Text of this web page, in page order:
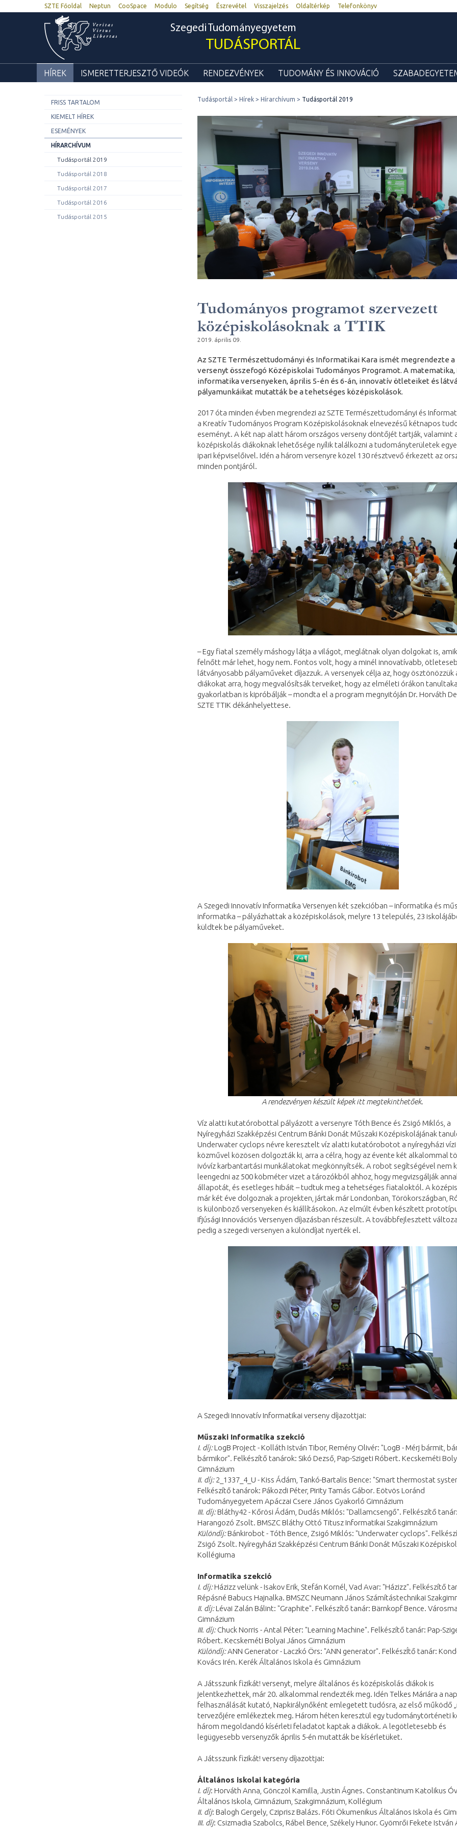
SZTE Főoldal Neptun CooSpace Modulo Segítség Észrevétel Visszajelzés Oldaltérkép Telefonkönyv
Szegedi Tudományegyetem
TUDÁSPORTÁL
HÍREK ISMERETTERJESZTŐ VIDEÓK RENDEZVÉNYEK TUDOMÁNY ÉS INNOVÁCIÓ
FRISS TARTALOM
KIEMELT HÍREK
ESEMÉNYEK
HÍRARCHÍVUM
Tudásportál 2019
Tudásportál 2018
Tudásportál 2017
Tudásportál 2016
Tudásportál 2015
Tudásportál Hírek Hírarchívum Tudásportál 2019
Tudományos programot szervezett
középiskolásoknak a TTIK
2019. április 09.
Az SZTE Természettudományi és Informatikai Kara ismét megrendezte
versenyt összefogó Középiskolai Tudományos Programot. A matematika,
informatika versenyeken, április 5-én és 6-án, innovatív ötleteiket és
pályamunkáikat mutatták be a tehetséges középiskolások.
2017 óta minden évben megrendezi az SZTE Természettudományi és
a Kreatív Tudományos Program Középiskolásoknak elnevezésű kétnapos
eseményt. A két nap alatt három országos verseny döntőjét tartják, valamint
középiskolás diákoknak lehetősége nyílik találkozni a tudományterületek
ipari képviselőivel. Idén a három versenyre közel 130 résztvevő érkezett az
minden pontjáról.
– Egy fiatal személy máshogy látja a világot, meglátnak olyan dolgokat is,
felnőtt már lehet, hogy nem. Fontos volt, hogy a minél innovatívabb,
látványosabb pályaműveket díjazzuk. A versenyek célja az, hogy ösztönözzük
diákokat arra, hogy megvalósítsák terveiket, hogy az elméleti órákon
gyakorlatban is kipróbálják – mondta el a program megnyitóján Dr. Horváth
SZTE TTIK dékánhelyettese.
A Szegedi Innovatív Informatika Versenyen két szekcióban – informatika és
informatika – pályázhattak a középiskolások, melyre 13 település, 23
küldtek be pályaműveket.
A rendezvényen készült képek itt megtekinthetőek.
Víz alatti kutatórobottal pályázott a versenyre Tóth Bence és Zsigó Miklós, a
Nyíregyházi Szakképzési Centrum Bánki Donát Műszaki Középiskolájának
Underwater cyclops névre keresztelt víz alatti kutatórobotot a nyíregyházi vízi
közművel közösen dolgozták ki, arra a célra, hogy az évente két alkalommal
ivóvíz karbantartási munkálatokat megkönnyítsék. A robot segítségével nem
leengedni az 500 köbméter vizet a tározókból ahhoz, hogy megvizsgálják
állapotát, és esetleges hibáit – tudtuk meg a tehetséges fiataloktól. A
már két éve dolgoznak a projekten, jártak már Londonban, Törökországban,
is különböző versenyeken és kiállításokon. Az elmúlt évben készített
Ifjúsági Innovációs Versenyen díjazásban részesült. A továbbfejlesztett
pedig a szegedi versenyen a különdíjat nyerték el.
A Szegedi Innovatív Informatikai verseny díjazottjai:
Műszaki Informatika szekció
I. díj:LogB Project - Kolláth István Tibor, Remény Olivér: "LogB - Mérj bármit,
bármikor". Felkészítő tanárok: Sikó Dezső, Pap-Szigeti Róbert. Kecskeméti
Gimnázium
II. díj:2_1337_4_U - Kiss Ádám, Tankó-Bartalis Bence: "Smart thermostat
Felkészítő tanárok: Pákozdi Péter, Pirity Tamás Gábor. Eötvös Loránd
Tudományegyetem Apáczai Csere János Gyakorló Gimnázium
III. díj:Bláthy42 - Kőrösi Ádám, Dudás Miklós: "Dallamcsengő". Felkészítő tanár:
Harangozó Zsolt. BMSZC Bláthy Ottó Titusz Informatikai Szakgimnázium
Különdíj:Bánkirobot - Tóth Bence, Zsigó Miklós: "Underwater cyclops".
Zsigó Zsolt. Nyíregyházi Szakképzési Centrum Bánki Donát Műszaki
Kollégiuma
Informatika szekció
I. díj:Házizz velünk - Isakov Erik, Stefán Kornél, Vad Avar: "Házizz". Felkészítő
Répásné Babucs Hajnalka. BMSZC Neumann János Számítástechnikai
II. díj:Lévai Zalán Bálint: "Graphite". Felkészítő tanár: Bärnkopf Bence.
Gimnázium
III. díj:Chuck Norris - Antal Péter: "Learning Machine". Felkészítő tanár: Pap-
Róbert. Kecskeméti Bolyai János Gimnázium
Különdíj:ANN Generator - Laczkó Örs: "ANN generator". FelkészÍtő tanár:
Kovács Irén. Kerék Általános Iskola és Gimnázium
A Játsszunk fizikát! versenyt, melyre általános és középiskolás diákok is
jelentkezhettek, már 20. alkalommal rendezték meg. Idén Telkes Máriára a
felhasználását kutató, Napkirálynőként emlegetett tudósra, az első működő
tervezőjére emlékeztek meg. Három héten keresztül egy tudománytörténeti
három megoldandó kísérleti feladatot kaptak a diákok. A legötletesebb és
legügyesebb versenyzők április 5-én mutatták be kísérletüket.
A Játsszunk fizikát! verseny díjazottjai:
Általános iskolai kategória
I. díj: Horváth Anna, Gönczöl Kamilla, Justin Ágnes. Constantinum Katolikus
Általános Iskola, Gimnázium, Szakgimnázium, Kollégium
II. díj: Balogh Gergely, Cziprisz Balázs. Fóti Ökumenikus Általános Iskola és
III. díj: Csizmadia Szabolcs, Rábel Bence, Székely Hunor. Gyömrői Fekete